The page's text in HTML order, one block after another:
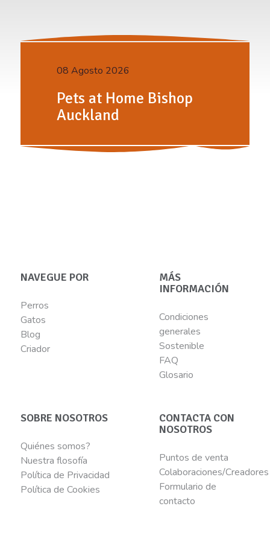
08 Agosto 2026
Pets at Home Bishop
Auckland
NAVEGUE POR
Perros
Gatos
Blog
Criador
MÁS
INFORMACIÓN
Condiciones
generales
Sostenible
FAQ
Glosario
SOBRE NOSOTROS
Quiénes somos?
Nuestra flosofía
Política de Privacidad
Política de Cookies
CONTACTA CON
NOSOTROS
Puntos de venta
Colaboraciones/Creadores
Formulario de
contacto